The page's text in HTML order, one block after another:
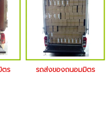
ร รถส่งของถนอมมิตร